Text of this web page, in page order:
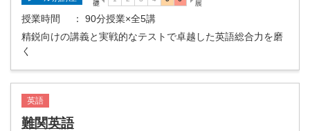
授業時間
： 90分授業×全5講
精鋭向けの講義と実戦的なテストで卓越した英語総合力を磨
く
英語
難関英語